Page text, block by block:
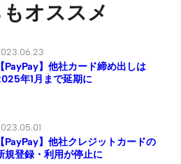
オススメ
【PayPay】他社カード締め出しは
年1月まで延期に
【PayPay】他社クレジットカードの
規登録・利用が停止に